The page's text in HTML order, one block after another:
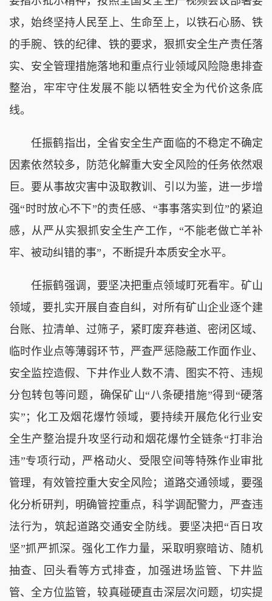
求，始终坚持人民至上、生命至上，以铁石心肠、铁
的手腕、铁的纪律、铁的要求，狠抓安全生产责任落
实、安全管理措施落地和重点行业领域风险隐患排查
整治，牢牢守住发展不能以牺牲安全为代价这条底
线。
任振鹤指出，全省安全生产面临的不稳定不确定
因素依然较多，防范化解重大安全风险的任务依然艰
巨。要从事故灾害中汲取教训、引以为鉴，进一步增
强“时时放心不下”的责任感、“事事落实到位”的紧迫
感，从严从实狠抓安全生产工作，“不能老做亡羊补
牢、被动纠错的事”，不断提升本质安全水平。
任振鹤强调，要坚决把重点领域盯死看牢。矿山
领域，要扎实开展自查自纠，对所有矿山企业逐个建
台账、拉清单、过筛子，紧盯废弃巷道、密闭区域、
临时作业点等薄弱环节，严查严惩隐蔽工作面作业、
安全监控造假、下井作业人数不清、图实不符、违规
分包转包等问题，确保矿山“八条硬措施”得到“硬落
实”；化工及烟花爆竹领域，要持续开展危化行业安
全生产整治提升攻坚行动和烟花爆竹全链条“打非治
违”专项行动，严格动火、受限空间等特殊作业审批
管理，有效管控重大安全风险；道路交通领域，要强
化分析研判，明确管控重点，科学调配警力，严查违
法行为，筑起道路交通安全防线。要坚决把“百日攻
坚”抓严抓深。强化工作力量，采取明察暗访、随机
抽查、回头看等方式排查，加强进场监管、下井监
管、全方位监管，较真碰硬直击深层次问题，切实提